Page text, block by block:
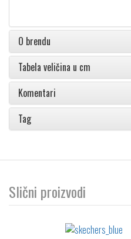
O brendu
Tabela veličina u cm
Komentari
Tag
Slični proizvodi